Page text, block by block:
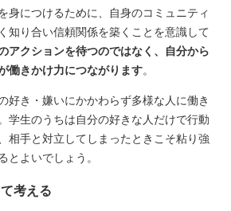
身につけるために、自身のコミュニティ
知り合い信頼関係を築くことを意識して
アクションを待つのではなく、自分から
働きかけ力につながります。
好き・嫌いにかかわらず多様な人に働き
学生のうちは自分の好きな人だけで行動
相手と対立してしまったときこそ粘り強
とよいでしょう。
考える